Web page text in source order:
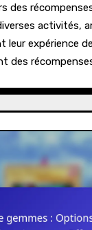
des
activités,
leur expérience
des